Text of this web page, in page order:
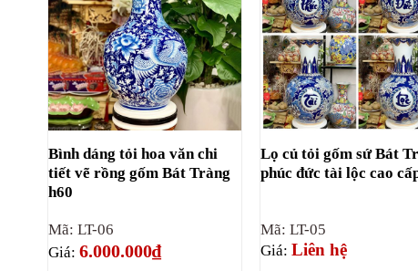
Bình dáng tỏi hoa văn chi
tiết vẽ rồng gốm Bát Tràng
h60
Mã: LT-06
Giá: 6.000.000₫
Lọ củ tỏi gốm sứ Bát
phúc đức tài lộc cao
Mã: LT-05
Giá:Liên hệ